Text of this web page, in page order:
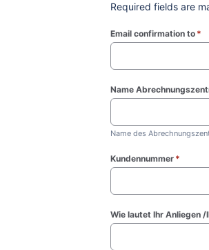
Required fields are
Email confirmation to *
Name
Name des
Kundennummer *
Wie lautet Ihr Anliegen /